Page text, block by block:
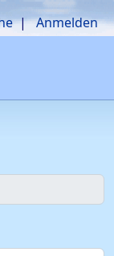
Anmelden